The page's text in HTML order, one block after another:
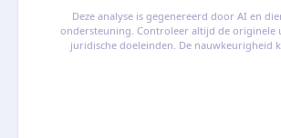
Deze analyse is gegenereerd door AI en
ondersteuning. Controleer altijd de originele
juridische doeleinden. De nauwkeurigheid